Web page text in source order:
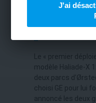
OFFSHORE
Direction
Le « premier
modèle Haliade-X
deux parcs
choisi GE pour lui
annoncé les deux
J'ai